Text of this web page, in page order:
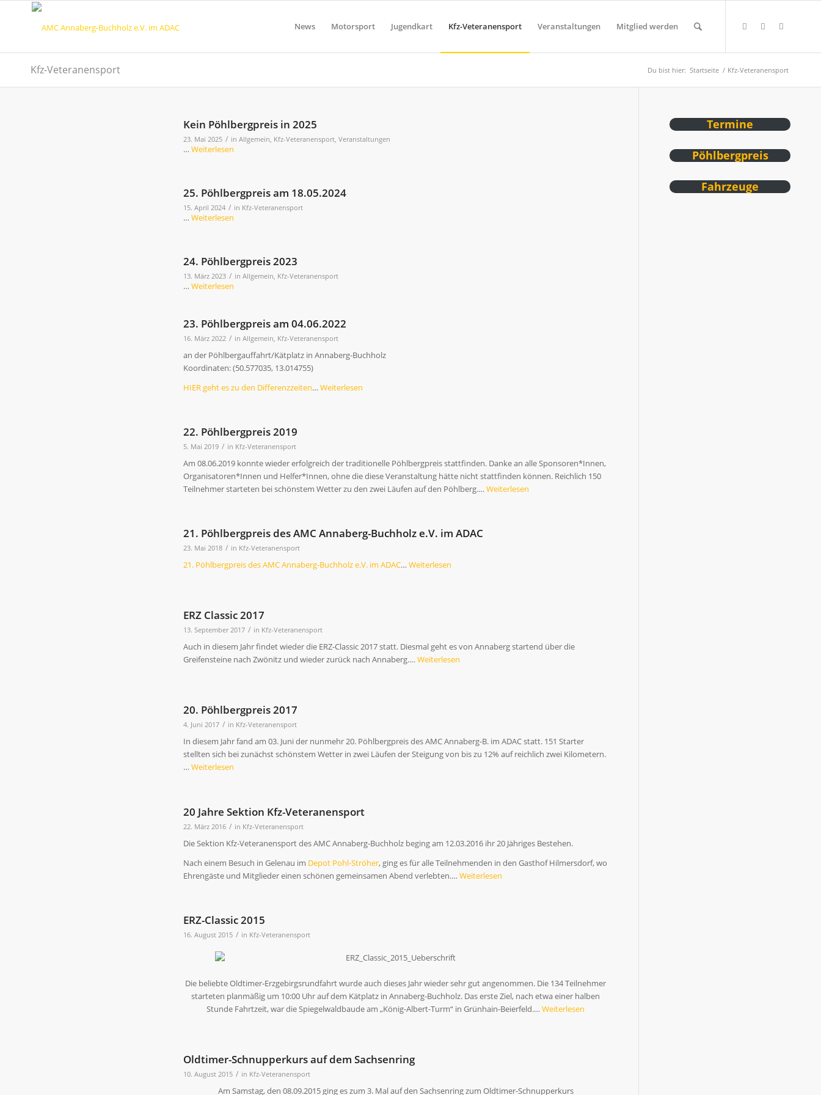
News Motorsport Jugendkart Kfz-Veteranensport Veranstaltungen Mitglied werden
Kfz-Veteranensport Du bist hier: Startseite / Kfz-Veteranensport
Kein Pöhlbergpreis in 2025
23. Mai 2025 / inAllgemein, Kfz-Veteranensport,Veranstaltungen
…Weiterlesen
25. Pöhlbergpreis am 18.05.2024
15. April 2024 / in Kfz-Veteranensport
…Weiterlesen
24. Pöhlbergpreis 2023
13. März 2023 / inAllgemein, Kfz-Veteranensport
…Weiterlesen
23. Pöhlbergpreis am 04.06.2022
16. März 2022 / inAllgemein, Kfz-Veteranensport
an der Pöhlbergauffahrt/Kätplatz in Annaberg-Buchholz
Koordinaten: (50.577035, 13.014755)
HIER geht es zu den Differenzzeiten…Weiterlesen
22. Pöhlbergpreis 2019
5. Mai 2019 / in Kfz-Veteranensport
Am 08.06.2019 konnte wieder erfolgreich der traditionelle Pöhlbergpreis stattfinden. Danke an alle Sponsoren*Innen,
Organisatoren*Innen und Helfer*Innen, ohne die diese Veranstaltung hätte nicht stattfinden können. Reichlich 150
Teilnehmer starteten bei schönstem Wetter zu den zwei Läufen auf den Pöhlberg.…Weiterlesen
21. Pöhlbergpreis des AMC Annaberg-Buchholz e.V. im ADAC
23. Mai 2018 / in Kfz-Veteranensport
21. Pöhlbergpreis des AMC Annaberg-Buchholz e.V. im ADAC…Weiterlesen
ERZ Classic 2017
13. September 2017 / in Kfz-Veteranensport
Auch in diesem Jahr findet wieder die ERZ-Classic 2017 statt. Diesmal geht es von Annaberg startend über die
Greifensteine nach Zwönitz und wieder zurück nach Annaberg.…Weiterlesen
20. Pöhlbergpreis 2017
4. Juni 2017 / in Kfz-Veteranensport
In diesem Jahr fand am 03. Juni der nunmehr 20. Pöhlbergpreis des AMC Annaberg-B. im ADAC statt. 151 Starter
stellten sich bei zunächst schönstem Wetter in zwei Läufen der Steigung von bis zu 12% auf reichlich zwei Kilometern.
…Weiterlesen
20 Jahre Sektion Kfz-Veteranensport
22. März 2016 / in Kfz-Veteranensport
Die Sektion Kfz-Veteranensport des AMC Annaberg-Buchholz beging am 12.03.2016 ihr 20 Jähriges Bestehen.
Nach einem Besuch in Gelenau im Depot Pohl-Ströher, ging es für alle Teilnehmenden in den Gasthof Hilmersdorf, wo
Ehrengäste und Mitglieder einen schönen gemeinsamen Abend verlebten.…Weiterlesen
ERZ-Classic 2015
16. August 2015 / in Kfz-Veteranensport
Die beliebte Oldtimer-Erzgebirgsrundfahrt wurde auch dieses Jahr wieder sehr gut angenommen. Die 134 Teilnehmer
starteten planmäßig um 10:00 Uhr auf dem Kätplatz in Annaberg-Buchholz. Das erste Ziel, nach etwa einer halben
Stunde Fahrtzeit, war die Spiegelwaldbaude am „König-Albert-Turm“ in Grünhain-Beierfeld.…Weiterlesen
Oldtimer-Schnupperkurs auf dem Sachsenring
10. August 2015 / in Kfz-Veteranensport
Am Samstag, den 08.09.2015 ging es zum 3. Mal auf den Sachsenring zum Oldtimer-Schnupperkurs
Termine
Pöhlbergpreis
Fahrzeuge